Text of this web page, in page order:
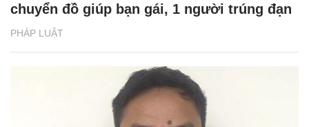
PHÁP LUẬT
chuyển đồ giúp bạn gái, 1 người trúng đạn